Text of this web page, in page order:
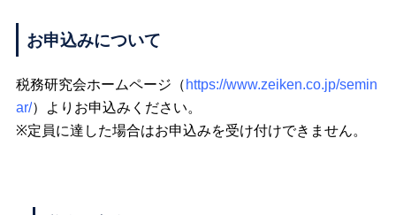
お申込みについて
税務研究会ホームページ（ https://www.zeiken.co.jp/semin
ar/）よりお申込みください。
※定員に達した場合はお申込みを受け付けできません。